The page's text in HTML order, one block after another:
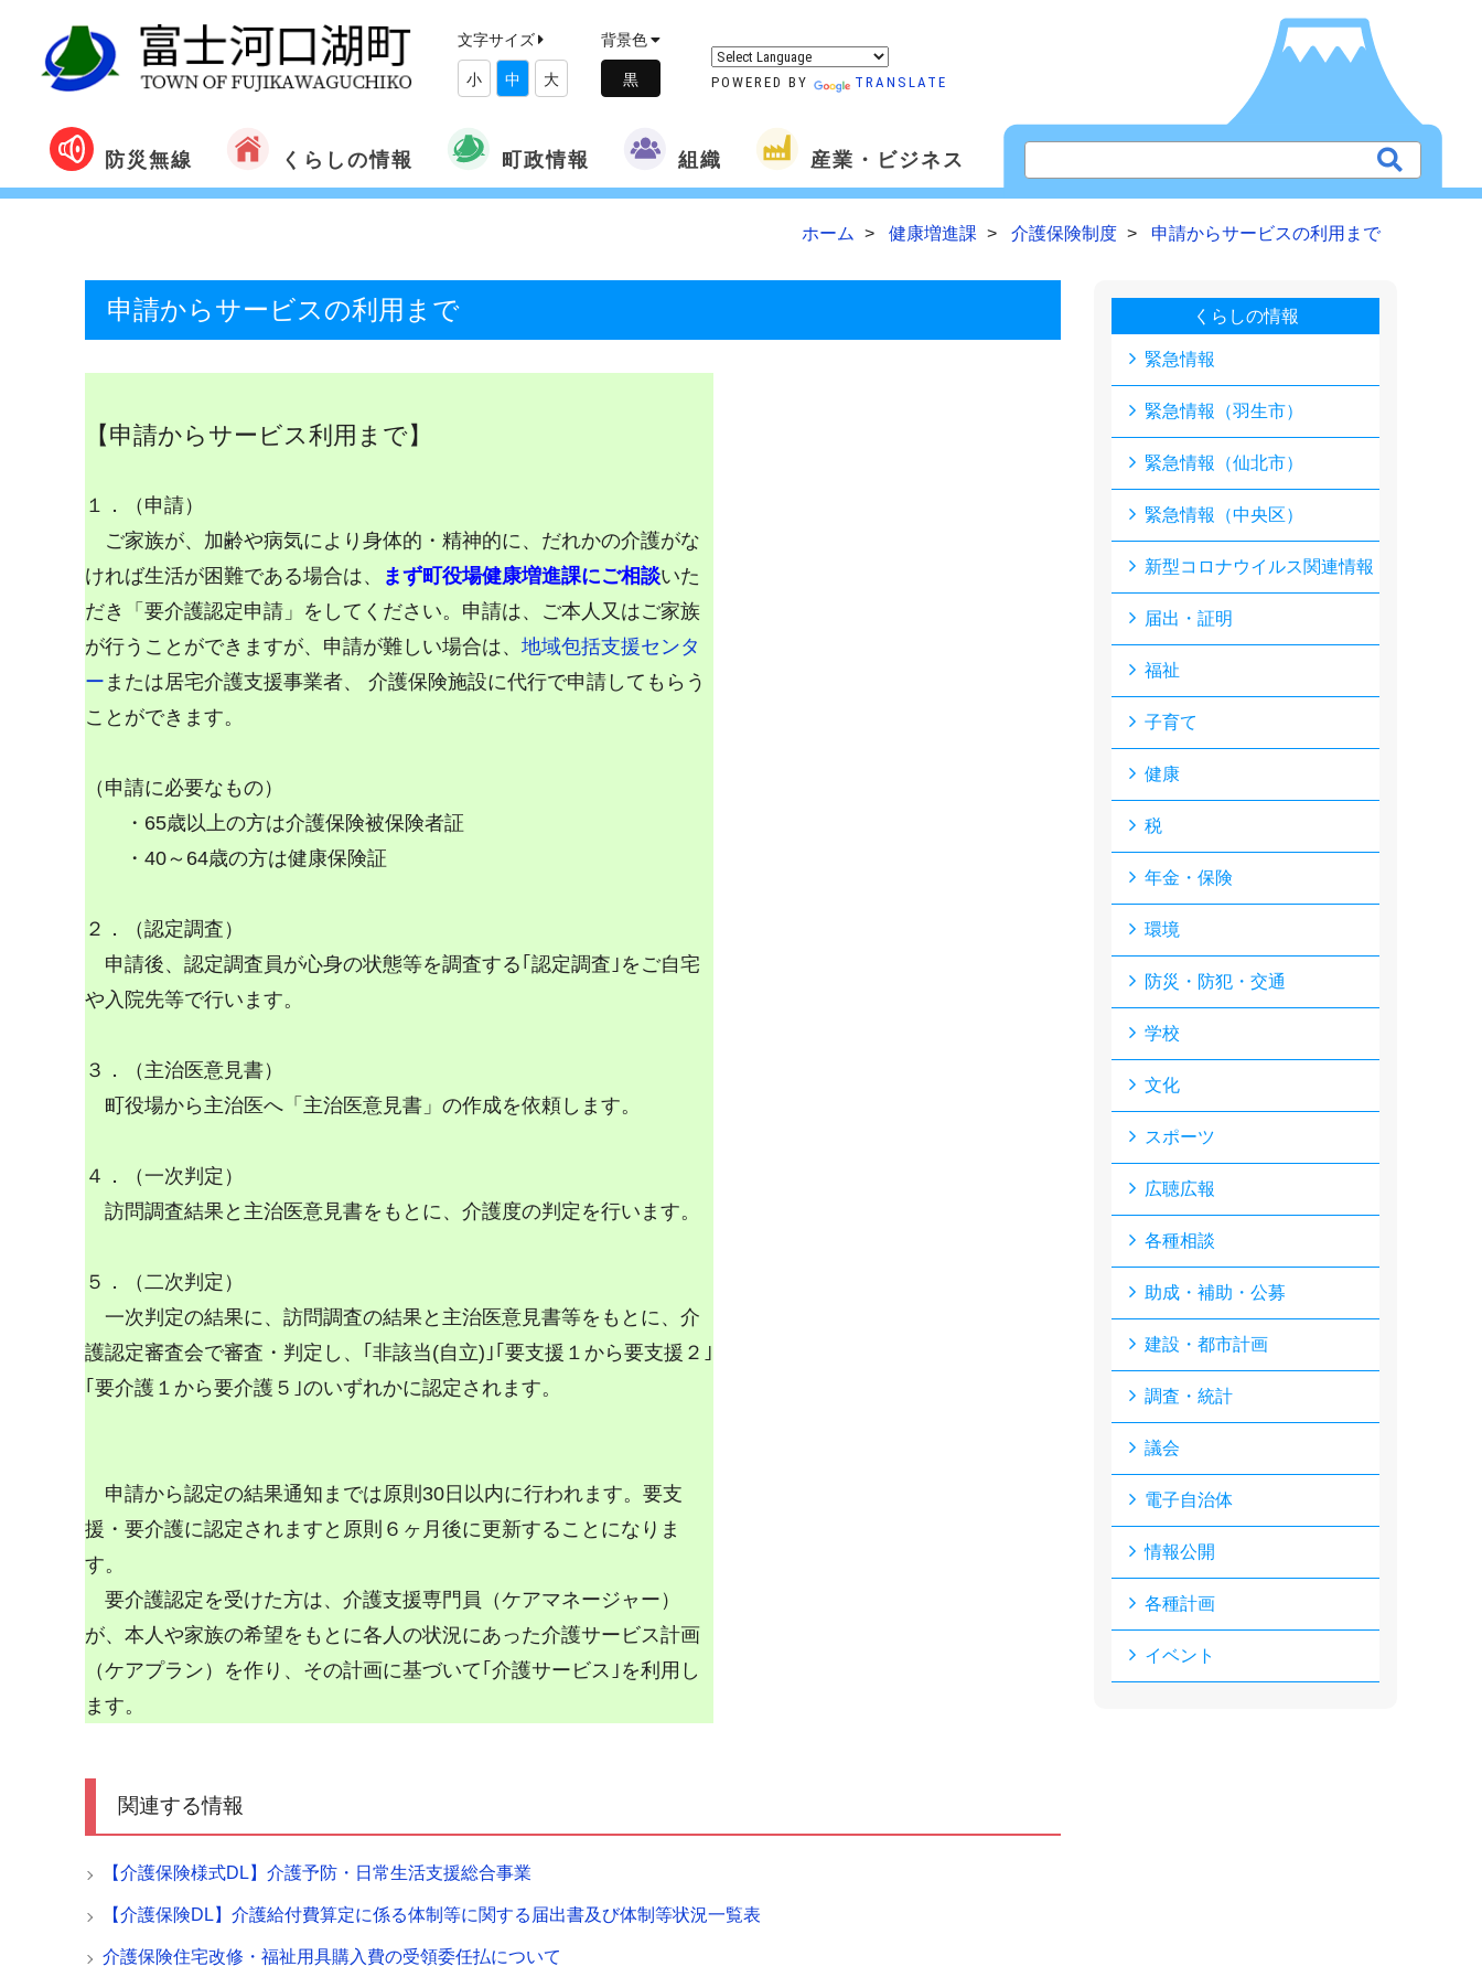
文字サイズ
小 中 大
背景色
POWERED BY TRANSLATE
防災無線 くらしの情報 町政情報 組織 産業・ビジネス
ホーム 健康増進課 介護保険制度 申請からサービスの利用まで
申請からサービスの利用まで
【申請からサービス利用まで】
１．（申請）
ご家族が、加齢や病気により身体的・精神的に、だれかの介護がな
ければ生活が困難である場合は、
まず町役場健康増進課にご相談いた
だき「要介護認定申請」をしてください。申請は、ご本人又はご家族
が行うことができますが、申請が難しい場合は、 地域包括支援センタ
ー または居宅介護支援事業者、 介護保険施設に代行で申請してもらう
ことができます。
（申請に必要なもの）
・65歳以上の方は介護保険被保険者証
・40～64歳の方は健康保険証
２．（認定調査）
申請後、認定調査員が心身の状態等を調査する｢認定調査｣をご自宅
や入院先等で行います。
３．（主治医意見書）
町役場から主治医へ「主治医意見書」の作成を依頼します。
４．（一次判定）
訪問調査結果と主治医意見書をもとに、介護度の判定を行います。
５．（二次判定）
一次判定の結果に、訪問調査の結果と主治医意見書等をもとに、介
護認定審査会で審査・判定し、｢非該当(自立)｣｢要支援１から要支援２｣
｢要介護１から要介護５｣のいずれかに認定されます。
申請から認定の結果通知までは原則30日以内に行われます。要支
援・要介護に認定されますと原則６ヶ月後に更新することになりま
す。
要介護認定を受けた方は、介護支援専門員（ケアマネージャー）
が、本人や家族の希望をもとに各人の状況にあった介護サービス計画
（ケアプラン）を作り、その計画に基づいて｢介護サービス｣を利用し
ます。
関連する情報
【介護保険様式DL】介護予防・日常生活支援総合事業
【介護保険DL】介護給付費算定に係る体制等に関する届出書及び体制等状況一覧表
介護保険住宅改修・福祉用具購入費の受領委任払について
くらしの情報
緊急情報
緊急情報（羽生市）
緊急情報（仙北市）
緊急情報（中央区）
新型コロナウイルス関連情報
届出・証明
福祉
子育て
健康
税
年金・保険
環境
防災・防犯・交通
学校
文化
スポーツ
広聴広報
各種相談
助成・補助・公募
建設・都市計画
調査・統計
議会
電子自治体
情報公開
各種計画
イベント